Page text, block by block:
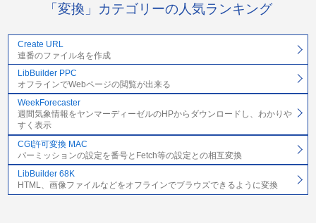
「変換」カテゴリーの人気ランキング
Create URL
連番のファイル名を作成
LibBuilder PPC
オフラインでWebページの閲覧が出来る
WeekForecaster
週間気象情報をヤンマーディーゼルのHPからダウンロードし、わかりや
すく表示
CGI許可変換 MAC
パーミッションの設定を番号とFetch等の設定との相互変換
LibBuilder 68K
HTML、画像ファイルなどをオフラインでブラウズできるように変換